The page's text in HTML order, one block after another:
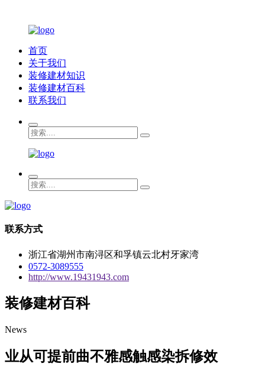
首页
关于我们
装修建材知识
装修建材百科
联系我们
联系方式
浙江省湖州市南浔区和孚镇云北村牙家湾
0572-3089555
http://www.19431943.com
装修建材百科
News
业从可提前曲不雅感触感染拆修效